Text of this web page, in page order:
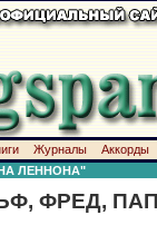
Журналы
Аккорды
ЛЕННОНА"
ФРЕД,